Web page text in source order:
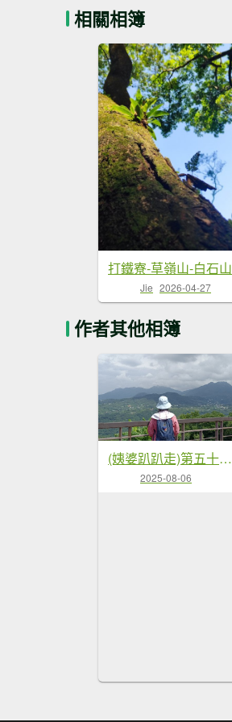
相關相簿
打鐵寮-草嶺山-白石山
Jie 2026-04-27
作者其他相簿
(姨婆趴趴走)第五十五集:攀登健走台北大崙頭尾山親山步道環狀一圈
2025-08-06